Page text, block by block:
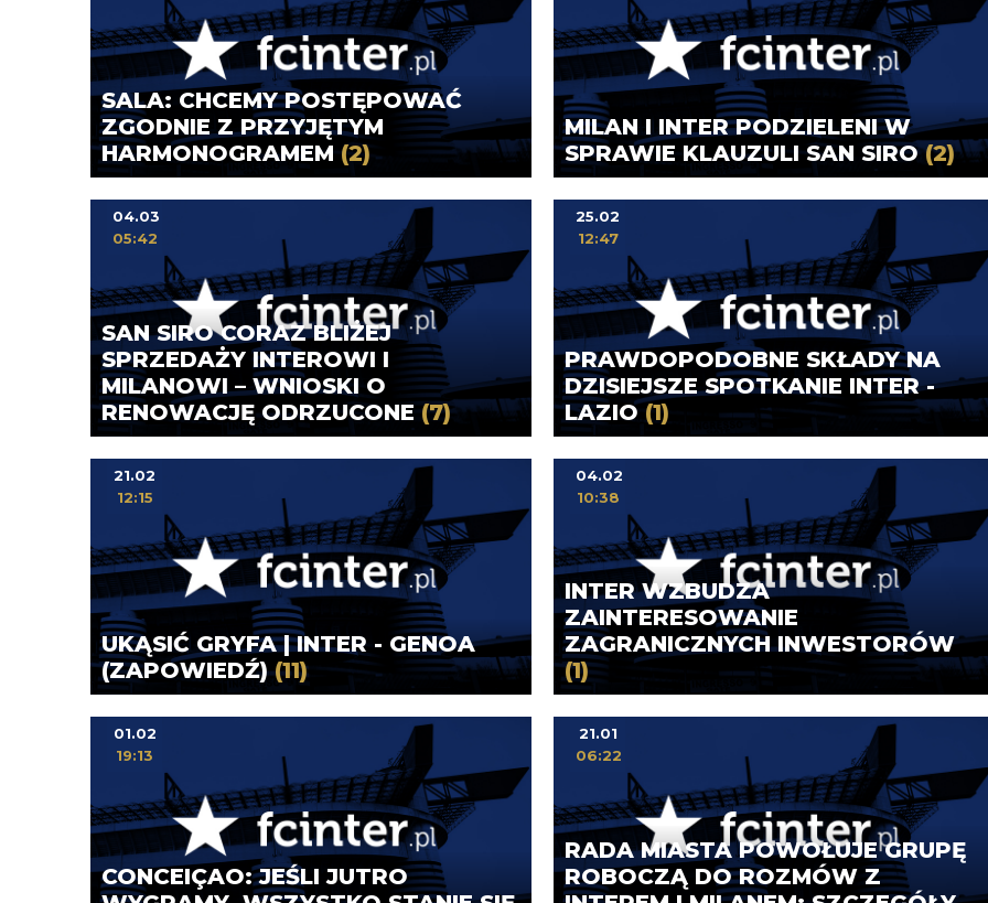
SALA: CHCEMY POSTĘPOWAĆ
ZGODNIE Z PRZYJĘTYM
HARMONOGRAMEM (2)
MILAN I INTER PODZIELENI W
SPRAWIE KLAUZULI SAN SIRO(2)
SAN SIRO CORAZ BLIŻEJ
SPRZEDAŻY INTEROWI I
MILANOWI – WNIOSKI O
RENOWACJĘ ODRZUCONE (7)
04.03
05:42
PRAWDOPODOBNE SKŁADY NA
DZISIEJSZE SPOTKANIE INTER -
LAZIO (1)
25.02
12:47
UKĄSIĆ GRYFA | INTER - GENOA
(ZAPOWIEDŹ)(11)
21.02
12:15
INTER WZBUDZA
ZAINTERESOWANIE
ZAGRANICZNYCH INWESTORÓW
(1)
04.02
10:38
CONCEIÇAO: JEŚLI JUTRO
01.02
19:13
RADA MIASTA POWOŁUJE GRUPĘ
ROBOCZĄ DO ROZMÓW Z
21.01
06:22